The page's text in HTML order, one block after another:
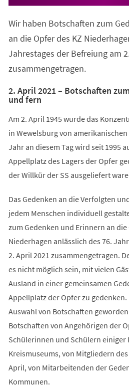
Wir haben Botschaften zum
an die Opfer des KZ
Jahrestages der Befreiung am
zusammengetragen.
2. April 2021 – Botschaften
und fern
Am 2. April 1945 wurde das
in Wewelsburg von
Jahr an diesem Tag wird seit 1995
Appellplatz des Lagers der Opfer
der Willkür der SS ausgeliefert
Das Gedenken an die Verfolgten
jedem Menschen individuell
zum Gedenken und Erinnern an die
Niederhagen anlässlich des 76.
2. April 2021 zusammengetragen.
es nicht möglich sein, mit vielen
Ausland in einer gemeinsamen
Appellplatz der Opfer zu gedenken.
Auswahl von Botschaften
Botschaften von Angehörigen der
Schülerinnen und Schülern einiger
Kreismuseums, von Mitgliedern
April, von Mitarbeitenden der
Kommunen.